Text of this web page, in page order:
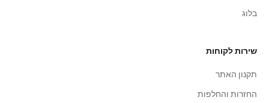
בלוג
שירות לקוחות
תקנון האתר
החזרות והחלפות